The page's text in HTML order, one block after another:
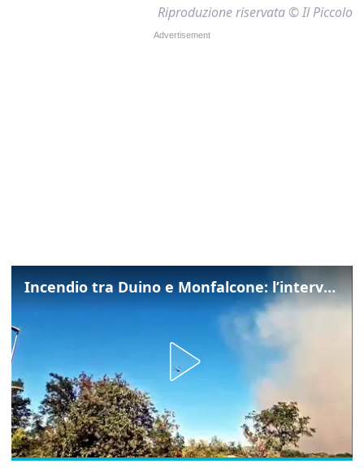
Riproduzione riservata © Il Piccolo
Incendio tra Duino e Monfalcone: l’intervento dei vigili del fuoco